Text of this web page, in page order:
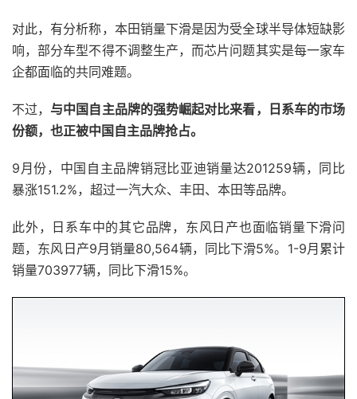
对此，有分析称，本田销量下滑是因为受全球半导体短缺影
响，部分车型不得不调整生产，而芯片问题其实是每一家车
企都面临的共同难题。
不过， 与中国自主品牌的强势崛起对比来看，日系车的市场
份额，也正被中国自主品牌抢占。
9月份，中国自主品牌销冠比亚迪销量达201259辆，同比
暴涨151.2%，超过一汽大众、丰田、本田等品牌。
此外，日系车中的其它品牌，东风日产也面临销量下滑问
题，东风日产9月销量80,564辆，同比下滑5%。1-9月累计
销量703977辆，同比下滑15%。